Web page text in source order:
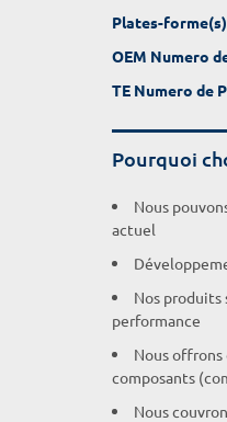
Plates-
OEM Numero
TE Numero de
Pourquoi
Nous
actuel
Nos produits
performance
Nous offrons
composants
Nous